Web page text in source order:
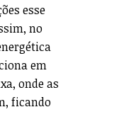
esse
no
em
onde as
ficando